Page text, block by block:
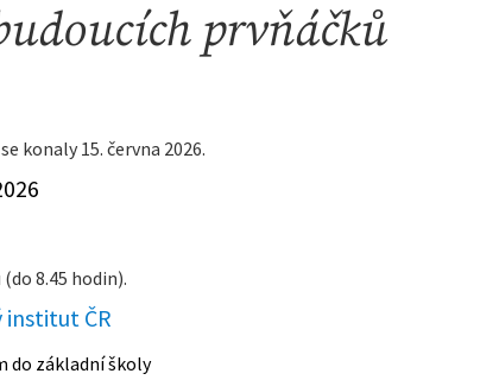
prvňáčků
konaly 15. června 2026.
8.45 hodin).
ČR
do základní školy